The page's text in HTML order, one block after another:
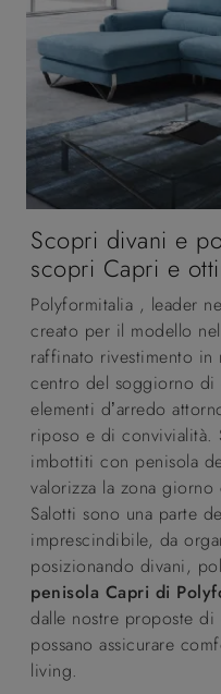
Scopri divani e
scopri Capri e
Polyformitalia , leader
creato per il modello
raffinato rivestimento
centro del soggiorno
elementi d’arredo
riposo e di convivialità.
imbottiti con penisola
valorizza la zona
Salotti sono una parte
imprescindibile, da
posizionando divani,
penisola Capri di
dalle nostre proposte
possano assicurare
living.